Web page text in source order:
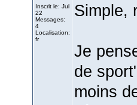
Inscrit le: Jul
22
Messages:
4
Localisation:
fr
Simple,
Je
de
moins